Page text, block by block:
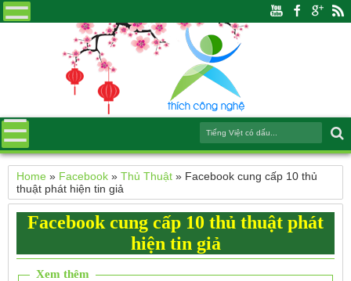
Home » Facebook »Thủ Thuật » Facebook cung cấp 10 thủ
thuật phát hiện tin giả
Facebook cung cấp 10 thủ thuật phát
hiện tin giả
Xem thêm